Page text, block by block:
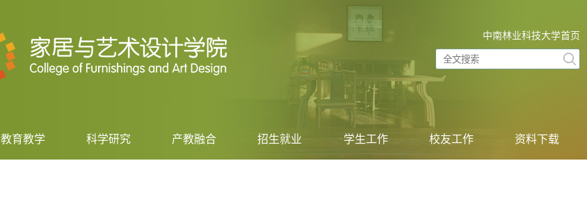
中南林业科技大学首页
教育教学 科学研究 产教融合 招生就业 学生工作 校友工作 资料下载